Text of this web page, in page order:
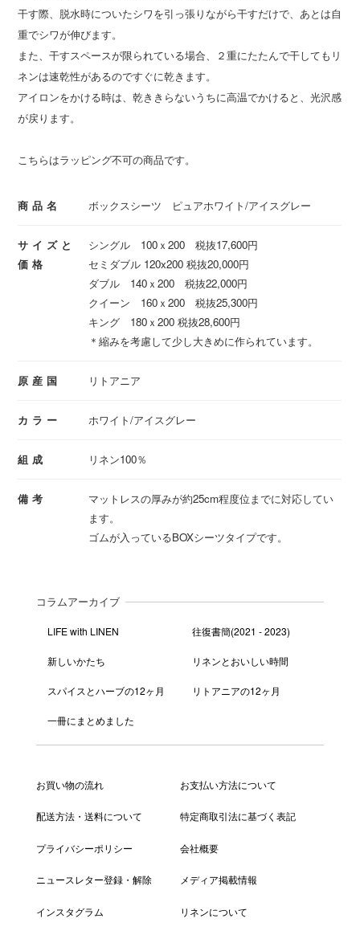
干す際、脱水時についたシワを引っ張りながら干すだけで、あとは自
重でシワが伸びます。
また、干すスペースが限られている場合、２重にたたんで干してもリ
ネンは速乾性があるのですぐに乾きます。
アイロンをかける時は、乾ききらないうちに高温でかけると、光沢感
が戻ります。
こちらはラッピング不可の商品です。
商品名 ボックスシーツ ピュアホワイト/アイスグレー
サイズと
価格
シングル 100ｘ200 税抜17,600円
セミダブル 120x200 税抜20,000円
ダブル 140ｘ200 税抜22,000円
クイーン 160ｘ200 税抜25,300円
キング 180ｘ200 税抜28,600円
＊縮みを考慮して少し大きめに作られています。
原産国 リトアニア
カラー ホワイト/アイスグレー
組成 リネン100％
備考
マットレスの厚みが約25cm程度位までに対応してい
ます。
ゴムが入っているBOXシーツタイプです。
コラムアーカイブ
LIFE with LINEN 往復書簡(2021 - 2023)
新しいかたち リネンとおいしい時間
スパイスとハーブの12ヶ月 リトアニアの12ヶ月
一冊にまとめました
お買い物の流れ お支払い方法について
配送方法・送料について 特定商取引法に基づく表記
プライバシーポリシー 会社概要
ニュースレター登録・解除 メディア掲載情報
インスタグラム リネンについて